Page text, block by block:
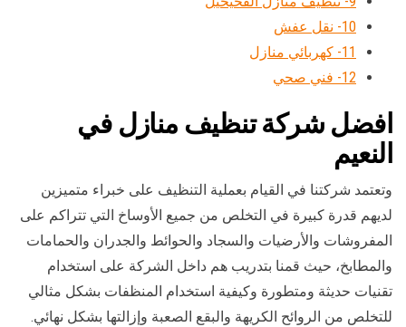
10- نقل عفش
11- كهربائي منازل
12- فني صحي
افضل شركة تنظيف منازل في
النعيم
وتعتمد شركتنا في القيام بعملية التنظيف على خبراء متميزين
لديهم قدرة كبيرة في التخلص من جميع الأوساخ التي تتراكم على
المفروشات والأرضيات والسجاد والحوائط والجدران والحمامات
والمطابخ، حيث قمنا بتدريب هم داخل الشركة على استخدام
تقنيات حديثة ومتطورة وكيفية استخدام المنظفات بشكل مثالي
للتخلص من الروائح الكريهة والبقع الصعبة وإزالتها بشكل نهائي.